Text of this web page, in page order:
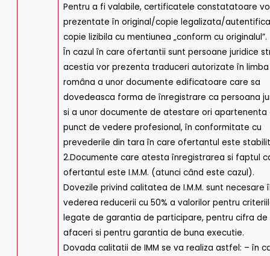
Pentru a fi valabile, certificatele constatatoare
prezentate în original/copie legalizata/
copie lizibila cu mentiunea „conform cu originalul”.
În cazul în care ofertantii sunt persoane juridice
acestia vor prezenta traduceri autorizate în limba
româna a unor documente edificatoare care sa
dovedeasca forma de înregistrare ca persoana
si a unor documente de atestare ori apartenenta
punct de vedere profesional, în conformitate cu
prevederile din tara în care ofertantul este
2.Documente care atesta înregistrarea si faptul
ofertantul este I.M.M. (atunci când este cazul).
Dovezile privind calitatea de I.M.M. sunt necesare
vederea reducerii cu 50% a valorilor pentru
legate de garantia de participare, pentru cifra de
afaceri si pentru garantia de buna executie.
Dovada calitatii de IMM se va realiza astfel: – în